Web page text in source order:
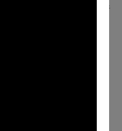
想像的孩子》、《XY事件
為臺灣劇場、音樂劇演
團《春醒》、紅潮劇集
幕後傳奇—苦魯人生》、
製《熱帶天使》、貪食德